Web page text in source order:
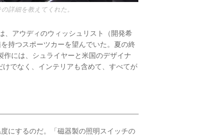
詳細を教えてくれた。
、アウディのウィッシュリスト（開発希
持つスポーツカーを望んでいた。夏の終
には、シュライヤーと米国のデザイナ
でなく、インテリアも含めて、すべてが
にするのだ。「磁器製の照明スイッチの